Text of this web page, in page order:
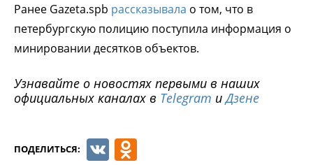
Ранее Gazeta.spb рассказывала о том, что в
петербургскую полицию поступила информация о
минировании десятков объектов.
Узнавайте о новостях первыми в наших
официальных каналах в Telegram иДзене
ПОДЕЛИТЬСЯ: VK